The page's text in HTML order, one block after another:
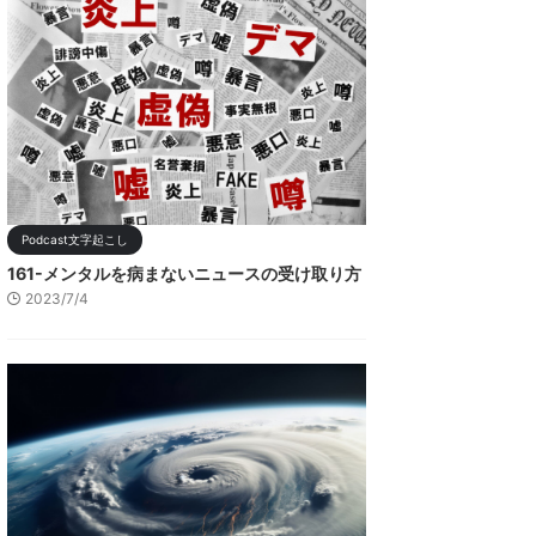
Podcast文字起こし
161-メンタルを病まないニュースの受け取り方
2023/7/4